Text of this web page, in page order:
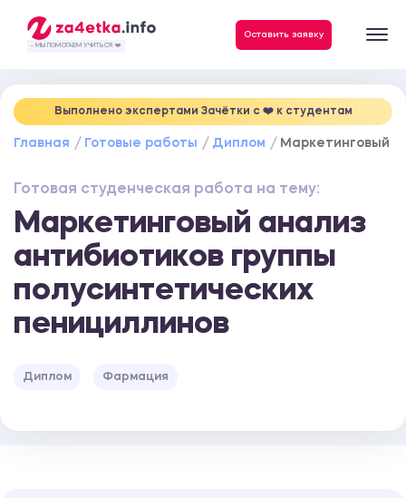
- МЫ ПОМОГАЕМ УЧИТЬСЯ ❤️
Оставить заявку
Выполнено экспертами Зачётки c ❤️ к студентам
Главная Готовые работы Диплом Маркетинговый
Готовая студенческая работа на тему:
Маркетинговый анализ
антибиотиков группы
полусинтетических
пенициллинов
Диплом Фармация